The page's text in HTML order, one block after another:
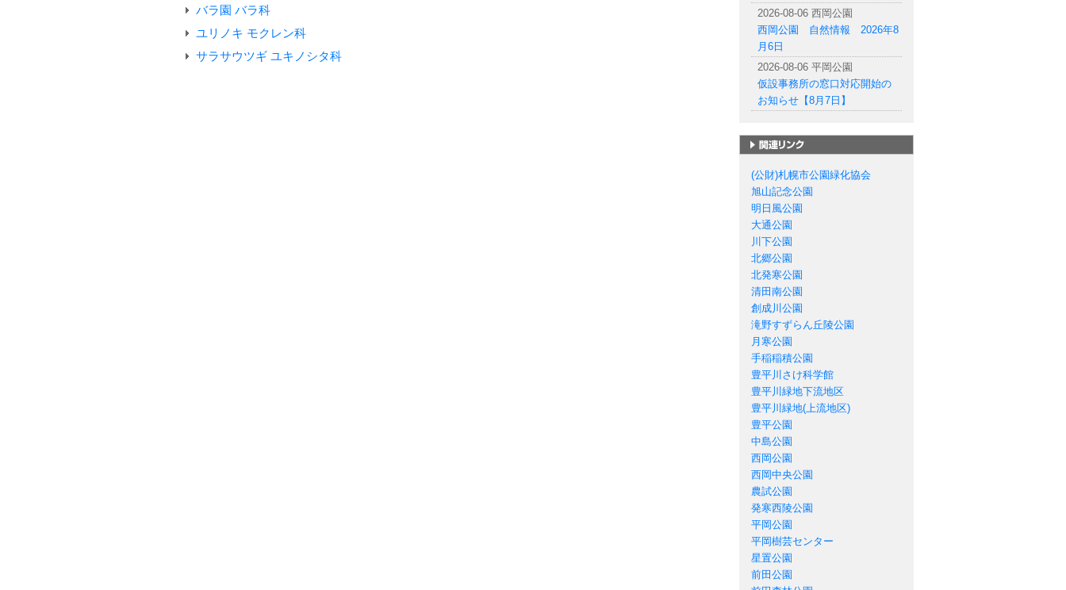
バラ園 バラ科
ユリノキ モクレン科
サラサウツギ ユキノシタ科
2026-08-06 西岡公園
西岡公園 自然情報 2026年8
月6日
2026-08-06 平岡公園
仮設事務所の窓口対応開始の
お知らせ【8月7日】
(公財)札幌市公園緑化協会
旭山記念公園
明日風公園
大通公園
川下公園
北郷公園
北発寒公園
清田南公園
創成川公園
滝野すずらん丘陵公園
月寒公園
手稲稲積公園
豊平川さけ科学館
豊平川緑地下流地区
豊平川緑地(上流地区)
豊平公園
中島公園
西岡公園
西岡中央公園
農試公園
発寒西陵公園
平岡公園
平岡樹芸センター
星置公園
前田公園